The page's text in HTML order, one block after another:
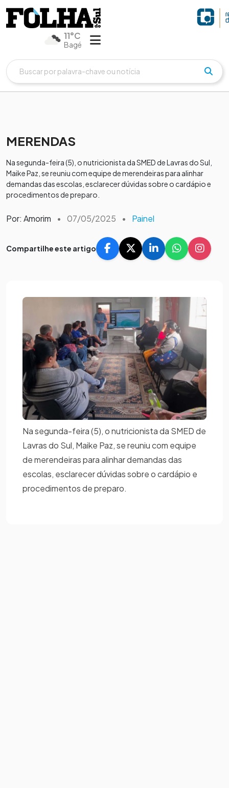
11°C
Bagé
MERENDAS
Na segunda-feira (5), o nutricionista da SMED de Lavras do Sul,
Maike Paz, se reuniu com equipe de merendeiras para alinhar
demandas das escolas, esclarecer dúvidas sobre o cardápio e
procedimentos de preparo.
Por: Amorim • 07/05/2025 • Painel
Compartilhe este artigo
Na segunda-feira (5), o nutricionista da SMED de
Lavras do Sul, Maike Paz, se reuniu com equipe
de merendeiras para alinhar demandas das
escolas, esclarecer dúvidas sobre o cardápio e
procedimentos de preparo.